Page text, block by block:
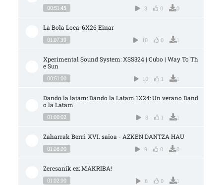
00:51:45 3 0 0
La Bola Loca: 6X26 Einar
01:07:39 10 0 1
Xperimental Sound System: XSS324 | Cubo | Way To Th
e Sun
00:51:00 10 1 1
Dando la latam: Dando la Latam 1X24: Un verano Dand
o la Latam
01:00:02 8 1 1
Zaharrak Berri: XVI. saioa - AZKEN DANTZA HAU
01:08:00 9 0 0
Zeresanik ez: MAKRIBA!
01:02:00 6 0 1